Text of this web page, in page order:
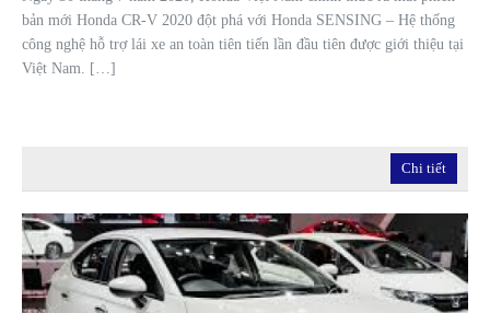
bản mới Honda CR-V 2020 đột phá với Honda SENSING – Hệ thống
công nghệ hỗ trợ lái xe an toàn tiên tiến lần đầu tiên được giới thiệu tại
Việt Nam. […]
Chi tiết